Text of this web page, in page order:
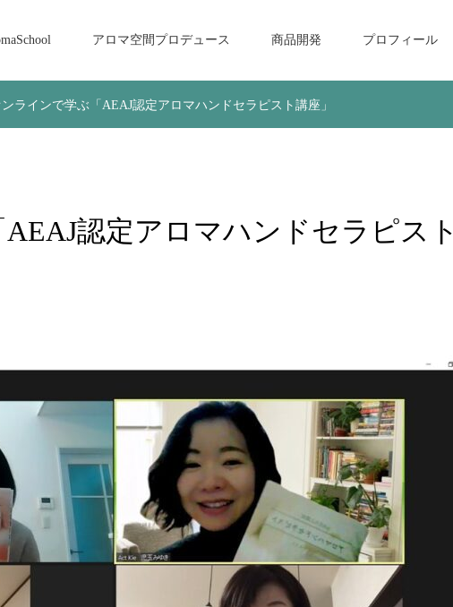
アロマ空間プロデュース 商品開発 プロフィール
ンラインで学ぶ「AEAJ認定アロマハンドセラピスト講座」
認定アロマハンドセラピスト